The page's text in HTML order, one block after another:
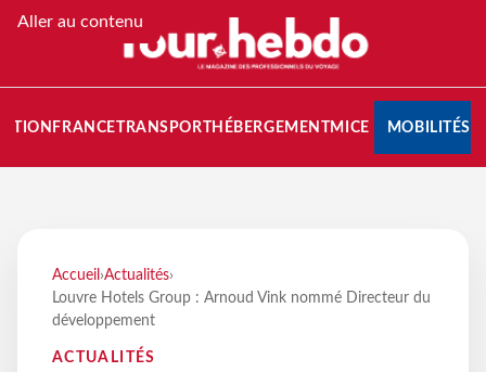
Aller au contenu
FRANCETRANSPORT HÉBERGEMENTMICE MOBILITÉS
Accueil ›Actualités›
Louvre Hotels Group : Arnoud Vink nommé Directeur du
développement
ACTUALITÉS